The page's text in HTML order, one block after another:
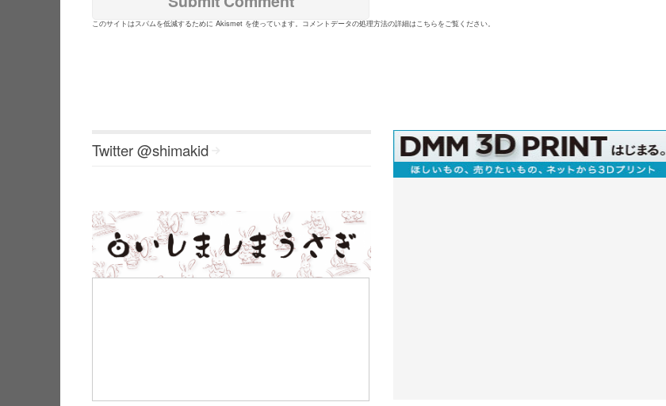
このサイトはスパムを低減するために Akismet を使っています。 コメントデータの処理方法の詳細はこちらをご覧ください。
Twitter @shimakid